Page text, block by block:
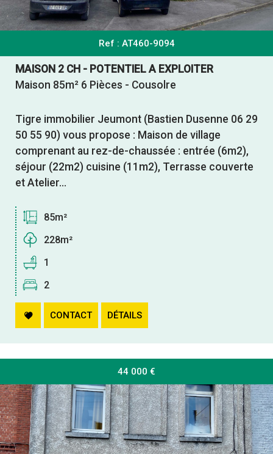
Critères supplémentaires
Parking
Ref : AT460-9094
MAISON 2 CH - POTENTIEL A EXPLOITER
Maison 85m² 6 Pièces - Cousolre
Tigre immobilier Jeumont (Bastien Dusenne 06 29
50 55 90) vous propose : Maison de village
comprenant au rez-de-chaussée : entrée (6m2),
séjour (22m2) cuisine (11m2), Terrasse couverte
et Atelier...
85m²
228m²
1
2
CONTACT DÉTAILS
44 000 €